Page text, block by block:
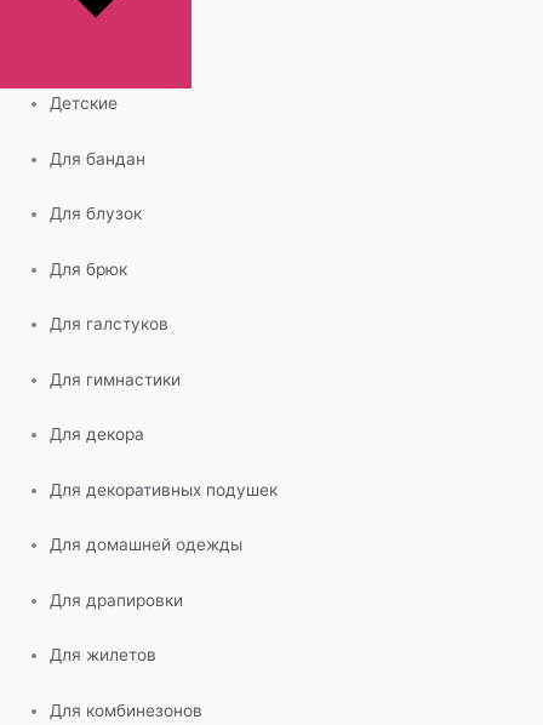
Детские
Для бандан
Для блузок
Для брюк
Для галстуков
Для гимнастики
Для декора
Для декоративных подушек
Для домашней одежды
Для драпировки
Для жилетов
Для комбинезонов